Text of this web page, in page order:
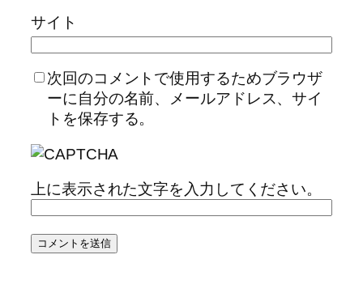
サイト
次回のコメントで使用するためブラウザ
ーに自分の名前、メールアドレス、サイ
トを保存する。
上に表示された文字を入力してください。